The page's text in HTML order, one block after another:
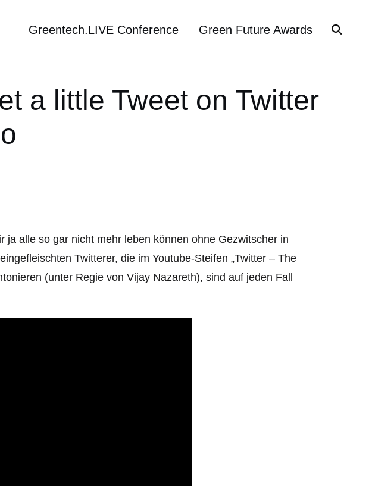
Greentech.LIVE Conference Green Future Awards
a little Tweet on Twitter
ja alle so gar nicht mehr leben können ohne Gezwitscher in
Twitterer, die im Youtube-Steifen „Twitter – The
(unter Regie von Vijay Nazareth), sind auf jeden Fall